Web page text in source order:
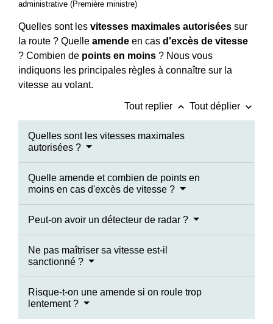
administrative (Première ministre)
Quelles sont les vitesses maximales autorisées sur
la route ? Quelle amende en cas d'excès de vitesse
? Combien de points en moins ? Nous vous
indiquons les principales règles à connaître sur la
vitesse au volant.
Tout replier keyboard_arrow_up Tout déplier keyboard_arrow_down
Quelles sont les vitesses maximales
autorisées ?
Quelle amende et combien de points en
moins en cas d'excès de vitesse ?
Peut-on avoir un détecteur de radar ?
Ne pas maîtriser sa vitesse est-il
sanctionné ?
Risque-t-on une amende si on roule trop
lentement ?